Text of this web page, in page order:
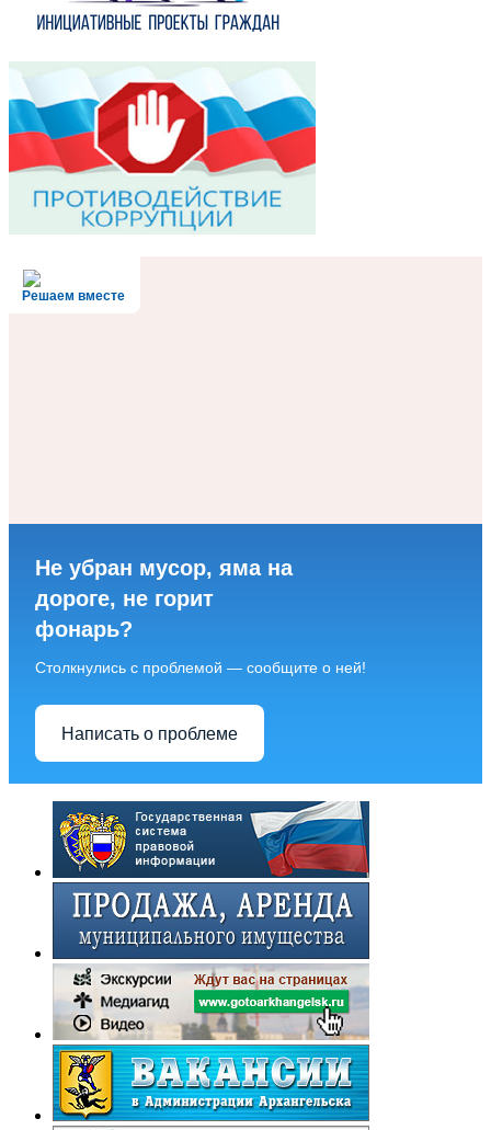
Решаем вместе
Не убран мусор, яма на
дороге, не горит
фонарь?
Столкнулись с проблемой — сообщите о ней!
Написать о проблеме